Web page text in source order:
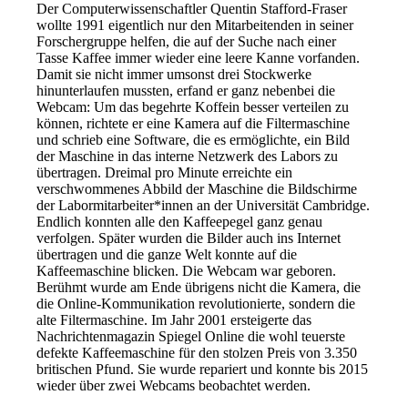
Der Computerwissenschaftler Quentin Stafford-Fraser
wollte 1991 eigentlich nur den Mitarbeitenden in seiner
Forschergruppe helfen, die auf der Suche nach einer
Tasse Kaffee immer wieder eine leere Kanne vorfanden.
Damit sie nicht immer umsonst drei Stockwerke
hinunterlaufen mussten, erfand er ganz nebenbei die
Webcam: Um das begehrte Koffein besser verteilen zu
können, richtete er eine Kamera auf die Filtermaschine
und schrieb eine Software, die es ermöglichte, ein Bild
der Maschine in das interne Netzwerk des Labors zu
übertragen. Dreimal pro Minute erreichte ein
verschwommenes Abbild der Maschine die Bildschirme
der Labormitarbeiter*innen an der Universität Cambridge.
Endlich konnten alle den Kaffeepegel ganz genau
verfolgen. Später wurden die Bilder auch ins Internet
übertragen und die ganze Welt konnte auf die
Kaffeemaschine blicken. Die Webcam war geboren.
Berühmt wurde am Ende übrigens nicht die Kamera, die
die Online-Kommunikation revolutionierte, sondern die
alte Filtermaschine. Im Jahr 2001 ersteigerte das
Nachrichtenmagazin Spiegel Online die wohl teuerste
defekte Kaffeemaschine für den stolzen Preis von 3.350
britischen Pfund. Sie wurde repariert und konnte bis 2015
wieder über zwei Webcams beobachtet werden.